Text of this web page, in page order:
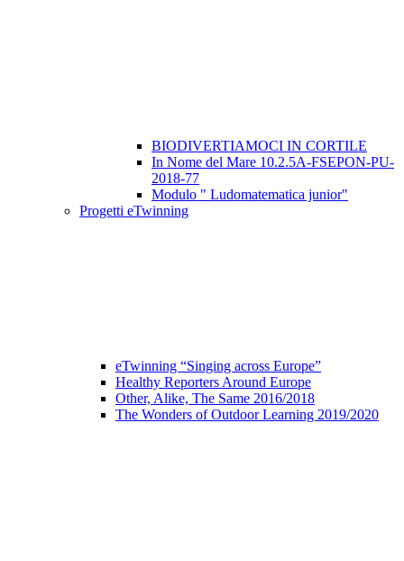
BIODIVERTIAMOCI IN CORTILE
In Nome del Mare 10.2.5A-FSEPON-PU-
2018-77
Modulo " Ludomatematica junior"
Progetti eTwinning
eTwinning “Singing across Europe”
Healthy Reporters Around Europe
Other, Alike, The Same 2016/2018
The Wonders of Outdoor Learning 2019/2020